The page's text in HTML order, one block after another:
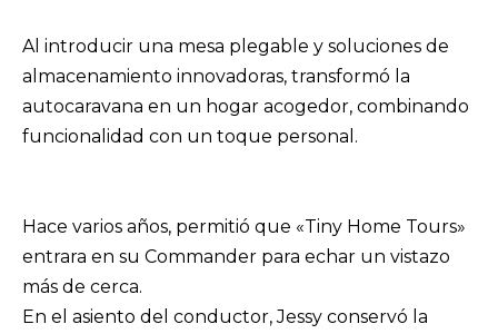
Al introducir una mesa plegable y soluciones de
almacenamiento innovadoras, transformó la
autocaravana en un hogar acogedor, combinando
funcionalidad con un toque personal.
Hace varios años, permitió que «Tiny Home Tours»
entrara en su Commander para echar un vistazo
más de cerca.
En el asiento del conductor, Jessy conservó la